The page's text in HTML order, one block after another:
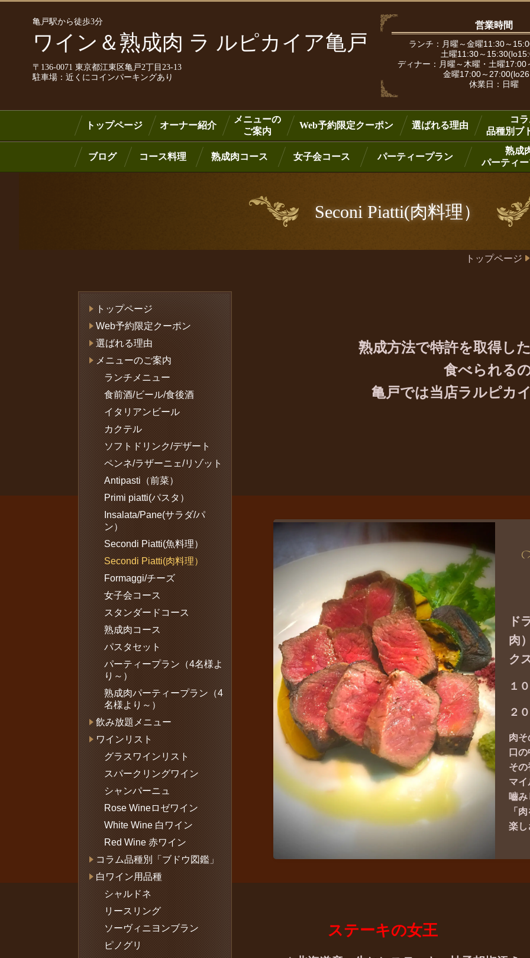
亀戸駅から徒歩3分
ワイン＆熟成肉 ラ ルピカイア亀戸
〒136-0071 東京都江東区亀戸2丁目23-13
駐車場：近くにコインパーキングあり
営業時間
ランチ：月曜～金曜11:30～
土曜11:30～
ディナー：月曜～木曜・土曜
金曜17:00～
休業日：日曜
トップページ オーナー紹介
メニューの
ご案内
Web予約限定クーポン 選ばれる理由
コ
品種別ブ
ブログ コース料理 熟成肉コース 女子会コース パーティープラン
熟成
パーティ
Seconi Piatti(肉料理）
トップページ
熟成方法で特許を取得し
食べられる
亀戸では当店ラルピカ
ド
肉
ク
１
２
肉
口
その
マイ
嚙
「
楽し
ステーキの女王
トップページ
Web予約限定クーポン
選ばれる理由
メニューのご案内
ランチメニュー
食前酒/ビール/食後酒
イタリアンビール
カクテル
ソフトドリンク/デザート
ペンネ/ラザーニェ/リゾット
Antipasti（前菜）
Primi piatti(パスタ）
Insalata/Pane(サラダ/パ
ン）
Secondi Piatti(魚料理）
Secondi Piatti(肉料理）
Formaggi/チーズ
女子会コース
スタンダードコース
熟成肉コース
パスタセット
パーティープラン（4名様よ
り～）
熟成肉パーティープラン（4
名様より～）
飲み放題メニュー
ワインリスト
グラスワインリスト
スパークリングワイン
シャンパーニュ
Rose Wineロゼワイン
White Wine 白ワイン
Red Wine 赤ワイン
コラム品種別「ブドウ図鑑」
白ワイン用品種
シャルドネ
リースリング
ソーヴィニヨンブラン
ピノグリ